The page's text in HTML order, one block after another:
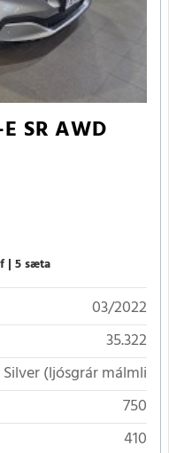
SR AWD
5 sæta
03/2022
35.322
(ljósgrár málmli
750
410